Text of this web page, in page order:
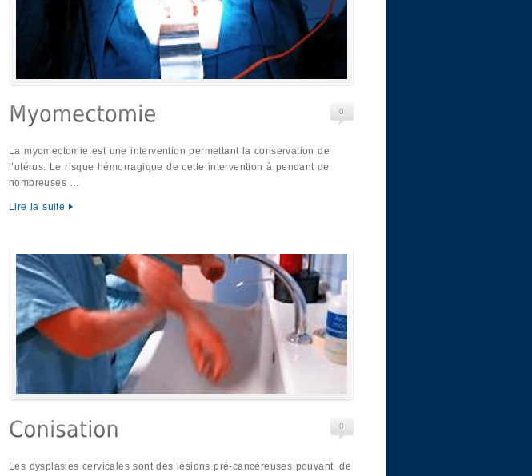
0
La myomectomie est une intervention permettant la conservation de
l’utérus. Le risque hémorragique de cette intervention à pendant de
nombreuses …
Lire la suite
0
Les dysplasies cervicales sont des lésions pré-cancéreuses pouvant, de